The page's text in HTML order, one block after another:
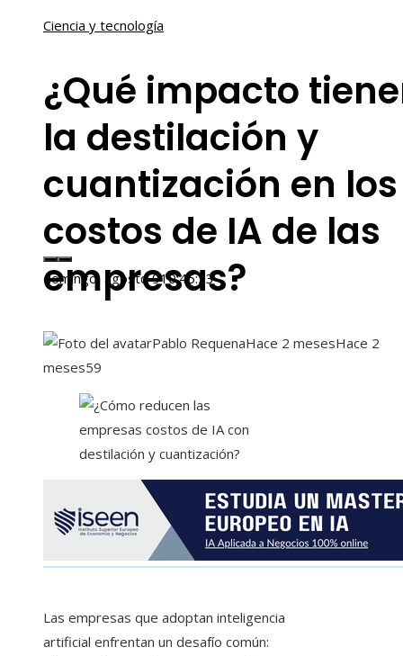
domingo, agosto 910:45:55
Ciencia y tecnología
¿Qué impacto
la destilación y
cuantización en los
costos de IA de las
empresas?
Pablo RequenaHace 2 mesesHace 2
meses59
Las empresas que adoptan inteligencia
artificial enfrentan un desafío común: